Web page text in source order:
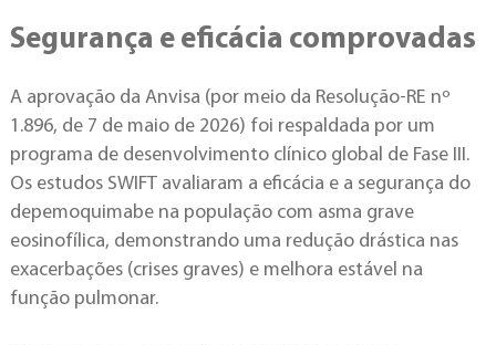
Segurança e eficácia comprovadas
A aprovação da Anvisa (por meio da Resolução-RE nº
1.896, de 7 de maio de 2026) foi respaldada por um
programa de desenvolvimento clínico global de Fase III.
Os estudos SWIFT avaliaram a eficácia e a segurança do
depemoquimabe na população com asma grave
eosinofílica, demonstrando uma redução drástica nas
exacerbações (crises graves) e melhora estável na
função pulmonar.